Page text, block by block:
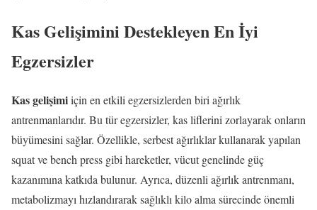
Kas Gelişimini Destekleyen En İyi
Egzersizler
Kas gelişimiiçin en etkili egzersizlerden biri ağırlık
antrenmanlarıdır. Bu tür egzersizler, kas liflerini zorlayarak onların
büyümesini sağlar. Özellikle, serbest ağırlıklar kullanarak yapılan
squat ve bench press gibi hareketler, vücut genelinde güç
kazanımına katkıda bulunur. Ayrıca, düzenli ağırlık antrenmanı,
metabolizmayı hızlandırarak sağlıklı kilo alma sürecinde önemli